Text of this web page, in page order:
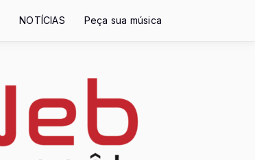
NOTÍCIAS Peça sua música